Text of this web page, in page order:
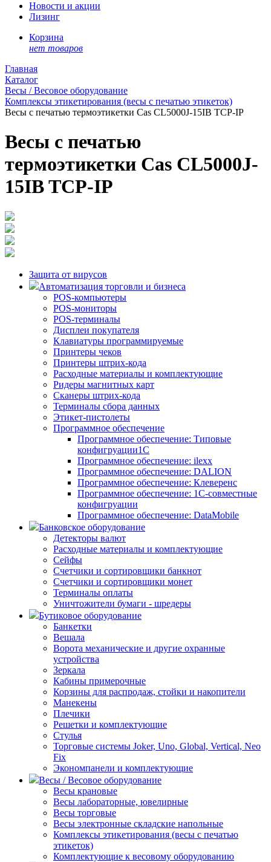
Новости и акции
Лизинг
Корзина
нет товаров
Главная
Каталог
Весы / Весовое оборудование
Комплексы этикетирования (весы с печатью этикеток)
Весы с печатью термоэтикетки Сas CL5000J-15IB TCP-IP
Весы с печатью
термоэтикетки Сas CL5000J-
15IB TCP-IP
Защита от вирусов
Автоматизация торговли и бизнеса
POS-компьютеры
POS-мониторы
POS-терминалы
Дисплеи покупателя
Клавиатуры программируемые
Принтеры чеков
Принтеры штрих-кода
Расходные материалы и комплектующие
Ридеры магнитных карт
Сканеры штрих-кода
Терминалы сбора данных
Этикет-пистолеты
Программное обеспечение
Программное обеспечение: Типовые
конфигруации1С
Программное обеспечение: ilexx
Программное обеспечение: DALION
Программное обеспечение: Клеверенс
Программное обеспечение: 1С-совместные
конфигруации
Программное обеспечение: DataMobile
Банковское оборудование
Детекторы валют
Расходные материалы и комплектующие
Сейфы
Счетчики и сортировщики банкнот
Счетчики и сортировщики монет
Терминалы оплаты
Уничтожители бумаги - шредеры
Бутиковое оборудование
Банкетки
Вешала
Ворота механические и другие охранные
устройства
Зеркала
Кабины примерочные
Корзины для распродаж, стойки и накопители
Манекены
Плечики
Решетки и комплектующие
Стулья
Торговые системы Joker, Uno, Global, Vertical, Neo
Fix
Экономпанели и комплектующие
Весы / Весовое оборудование
Весы крановые
Весы лабораторные, ювелирные
Весы торговые
Весы электронные складские напольные
Комплексы этикетирования (весы с печатью
этикеток)
Комплектующие к весовому оборудованию